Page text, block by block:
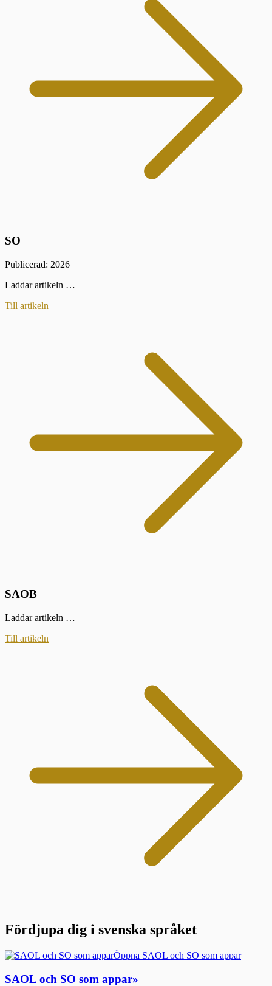
SO
Publicerad: 2026
Laddar artikeln …
Till artikeln
SAOB
Laddar artikeln …
Till artikeln
Fördjupa dig i svenska språket
Öppna SAOL och SO som appar
SAOL och SO som appar»